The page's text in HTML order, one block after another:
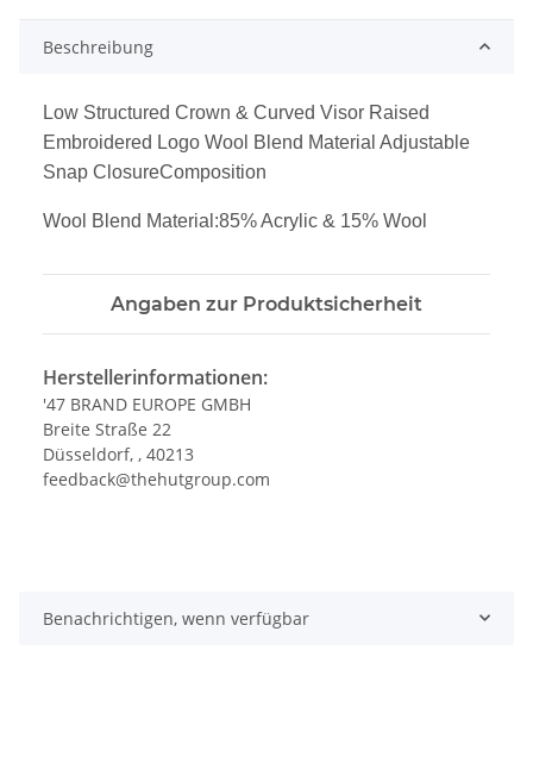
Beschreibung
Low Structured Crown & Curved Visor Raised
Embroidered Logo Wool Blend Material Adjustable
Snap ClosureComposition
Wool Blend Material:85% Acrylic & 15% Wool
Angaben zur Produktsicherheit
Herstellerinformationen:
'47 BRAND EUROPE GMBH
Breite Straße 22
Düsseldorf, , 40213
feedback@thehutgroup.com
Benachrichtigen, wenn verfügbar